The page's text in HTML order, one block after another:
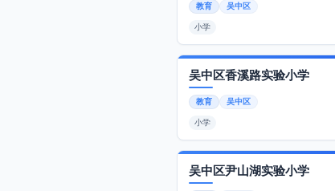
教育 吴中区
小学
吴中区香溪路实验小学
教育 吴中区
小学
吴中区尹山湖实验小学